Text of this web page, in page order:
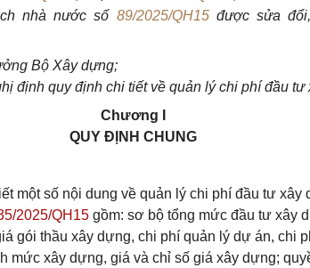
nhà nước số 89/2025/QH15được sửa
Bộ Xây dựng;
định quy định chi tiết về quản lý chi phí đầu tư
Chương I
QUY ĐỊNH CHUNG
một số nội dung về quản lý chi phí đầu tư xây
2025/QH15 gồm: sơ bộ tổng mức đầu tư xây
gói thầu xây dựng, chi phí quản lý dự án, chi
mức xây dựng, giá và chỉ số giá xây dựng;